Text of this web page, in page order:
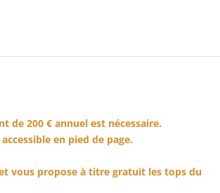
de 200 € annuel est nécessaire.
en pied de page.
vous propose à titre gratuit les tops du